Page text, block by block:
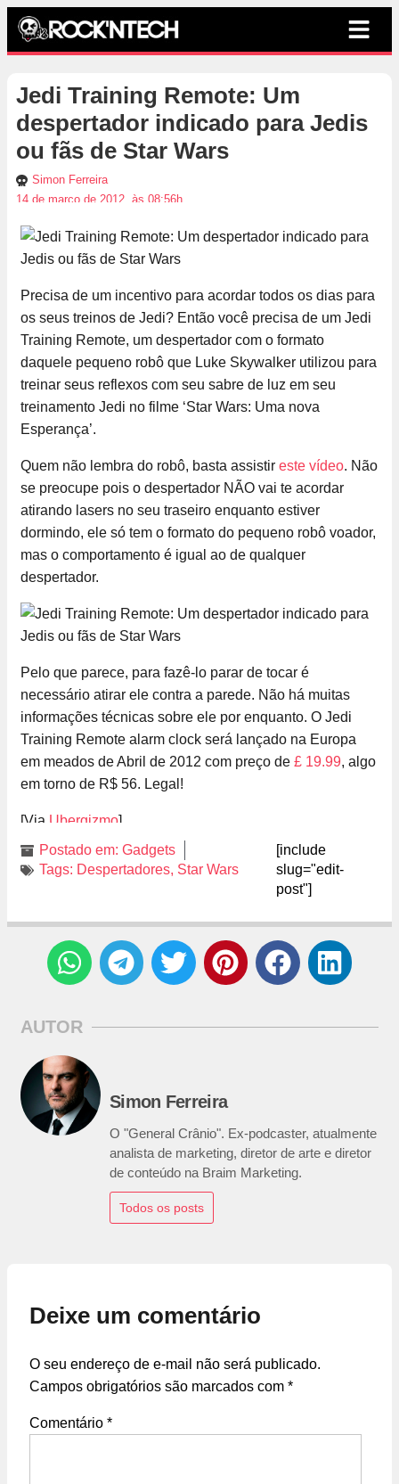
Jedi Training Remote: Um
despertador indicado para Jedis
ou fãs de Star Wars
Simon Ferreira
14 de março de 2012, às 08:56h
Precisa de um incentivo para acordar todos os dias para
os seus treinos de Jedi? Então você precisa de um Jedi
Training Remote, um despertador com o formato
daquele pequeno robô que Luke Skywalker utilizou para
treinar seus reflexos com seu sabre de luz em seu
treinamento Jedi no filme ‘Star Wars: Uma nova
Esperança’.
Quem não lembra do robô, basta assistir este vídeo. Não
se preocupe pois o despertador NÃO vai te acordar
atirando lasers no seu traseiro enquanto estiver
dormindo, ele só tem o formato do pequeno robô voador,
mas o comportamento é igual ao de qualquer
despertador.
Pelo que parece, para fazê-lo parar de tocar é
necessário atirar ele contra a parede. Não há muitas
informações técnicas sobre ele por enquanto. O Jedi
Training Remote alarm clock será lançado na Europa
em meados de Abril de 2012 com preço de £ 19.99, algo
em torno de R$ 56. Legal!
[Via Ubergizmo]
Postado em: Gadgets
Tags: Despertadores, Star Wars
[include
slug="edit-
post"]
AUTOR
Simon Ferreira
O "General Crânio". Ex-podcaster, atualmente
analista de marketing, diretor de arte e diretor
de conteúdo na Braim Marketing.
Todos os posts
Deixe um comentário
O seu endereço de e-mail não será publicado.
Campos obrigatórios são marcados com *
Comentário *